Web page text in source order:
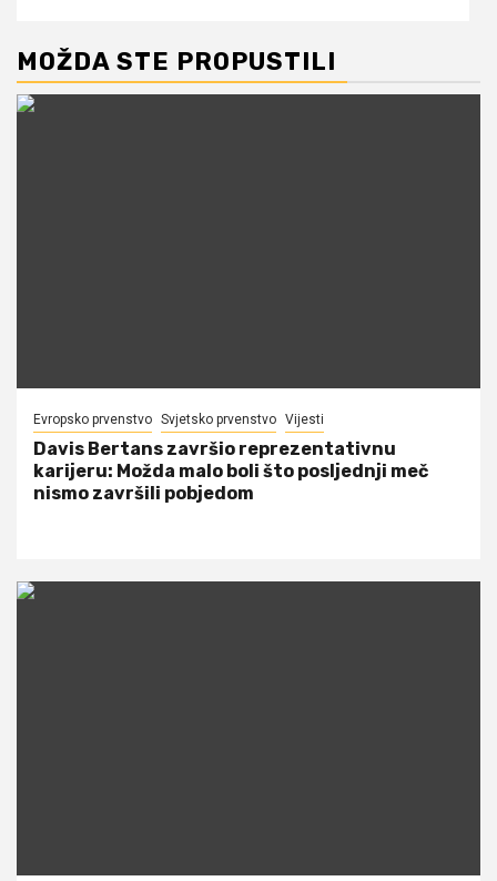
MOŽDA STE PROPUSTILI
Evropsko prvenstvo Svjetsko prvenstvo Vijesti
Davis Bertans završio reprezentativnu
karijeru: Možda malo boli što posljednji meč
nismo završili pobjedom